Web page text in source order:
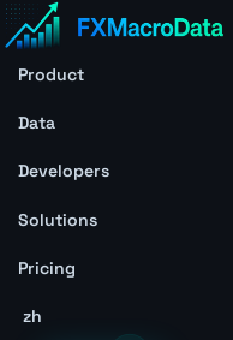
Product
Data
Developers
Solutions
Pricing
zh